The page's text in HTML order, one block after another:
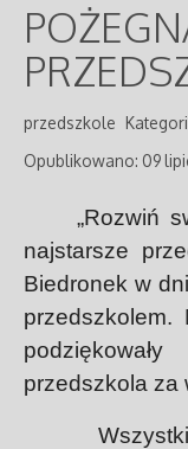
przedszkole
Opublikowano: 09
„Rozwiń
najstarsze
Biedronek w
przedszkolem.
przedszkola za
Wszystkim